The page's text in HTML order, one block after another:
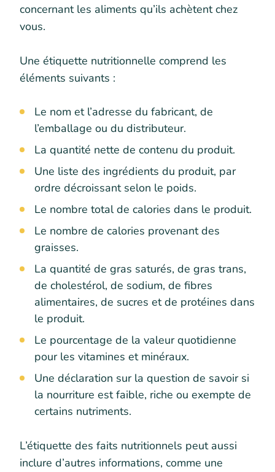
concernant les aliments qu’ils achètent chez
vous.
Une étiquette nutritionnelle comprend les
éléments suivants :
Le nom et l’adresse du fabricant, de
l’emballage ou du distributeur.
La quantité nette de contenu du produit.
Une liste des ingrédients du produit, par
ordre décroissant selon le poids.
Le nombre total de calories dans le produit.
Le nombre de calories provenant des
graisses.
La quantité de gras saturés, de gras trans,
de cholestérol, de sodium, de fibres
alimentaires, de sucres et de protéines dans
le produit.
Le pourcentage de la valeur quotidienne
pour les vitamines et minéraux.
Une déclaration sur la question de savoir si
la nourriture est faible, riche ou exempte de
certains nutriments.
L’étiquette des faits nutritionnels peut aussi
inclure d’autres informations, comme une